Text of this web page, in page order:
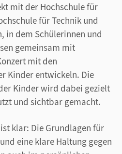
mit der Hochschule für
für Technik und
in dem Schülerinnen und
gemeinsam mit
mit den
Kinder entwickeln. Die
Kinder wird dabei gezielt
und sichtbar gemacht.
klar: Die Grundlagen für
eine klare Haltung gegen